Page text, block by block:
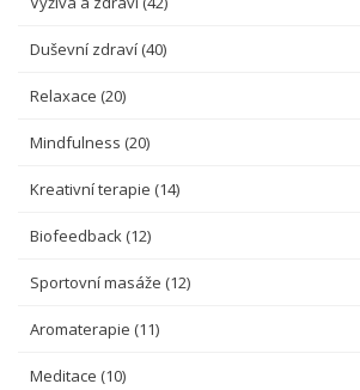
Duševní zdraví (40)
Relaxace (20)
Mindfulness (20)
Kreativní terapie (14)
Biofeedback (12)
Sportovní masáže (12)
Aromaterapie (11)
Meditace (10)